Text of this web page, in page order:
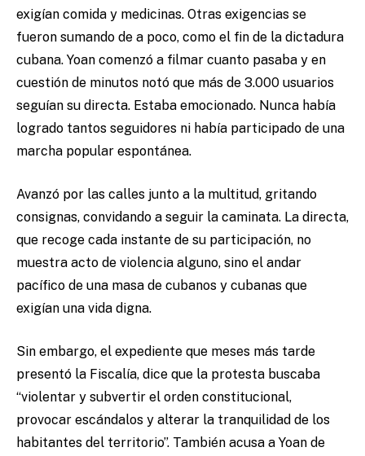
exigían comida y medicinas. Otras exigencias se
fueron sumando de a poco, como el fin de la dictadura
cubana. Yoan comenzó a filmar cuanto pasaba y en
cuestión de minutos notó que más de 3.000 usuarios
seguían su directa. Estaba emocionado. Nunca había
logrado tantos seguidores ni había participado de una
marcha popular espontánea.
Avanzó por las calles junto a la multitud, gritando
consignas, convidando a seguir la caminata. La directa,
que recoge cada instante de su participación, no
muestra acto de violencia alguno, sino el andar
pacífico de una masa de cubanos y cubanas que
exigían una vida digna.
Sin embargo, el expediente que meses más tarde
presentó la Fiscalía, dice que la protesta buscaba
“violentar y subvertir el orden constitucional,
provocar escándalos y alterar la tranquilidad de los
habitantes del territorio”. También acusa a Yoan de